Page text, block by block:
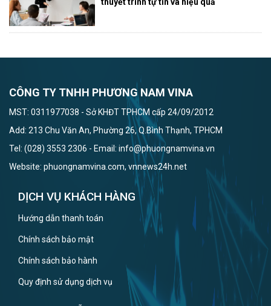
CÔNG TY TNHH PHƯƠNG NAM VINA
MST: 0311977038 - Sở KHĐT TPHCM cấp 24/09/2012
Add: 213 Chu Văn An, Phường 26, Q.Bình Thạnh, TPHCM
Tel: (028) 3553 2306 - Email: info@phuongnamvina.vn
Website: phuongnamvina.com, vnnews24h.net
DỊCH VỤ KHÁCH HÀNG
Hướng dẫn thanh toán
Chính sách bảo mật
Chính sách bảo hành
Quy định sử dụng dịch vụ